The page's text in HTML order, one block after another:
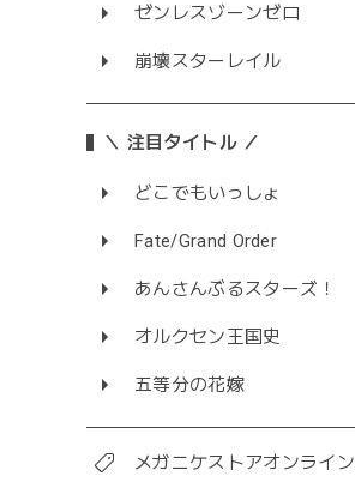
ゼンレスゾーンゼロ
崩壊スターレイル
＼ 注目タイトル ／
どこでもいっしょ
Fate/Grand Order
あんさんぶるスターズ！
オルクセン王国史
五等分の花嫁
メガニケストアオンライン